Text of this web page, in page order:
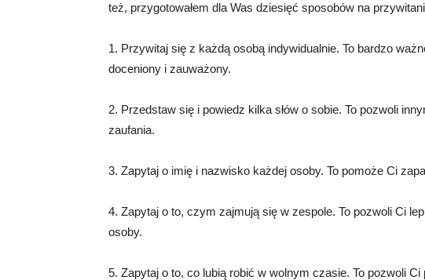
też, przygotowałem dla Was dziesięć sposobów na
1. Przywitaj się z każdą osobą indywidualnie. To bardzo
doceniony i zauważony.
2. Przedstaw się i powiedz kilka słów o sobie. To pozwoli
zaufania.
3. Zapytaj o imię i nazwisko każdej osoby. To pomoże Ci
4. Zapytaj o to, czym zajmują się w zespole. To pozwoli Ci
osoby.
5. Zapytaj o to, co lubią robić w wolnym czasie. To pozwoli